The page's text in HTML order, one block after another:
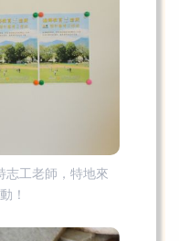
志工老師，特地來
！